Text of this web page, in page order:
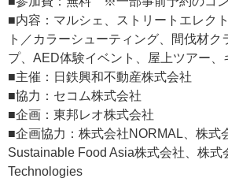
■内容：マルシェ、ストリートエレク
ト／カラーシューティング、間伐材ク
プ、AED体験イベント、屋上ツアー、
■主催：日鉄興和不動産株式会社
■協力：セコム株式会社
■企画：東邦レオ株式会社
■企画協力：株式会社NORMAL、株式
Sustainable Food Asia株式会社、株式
Technologies